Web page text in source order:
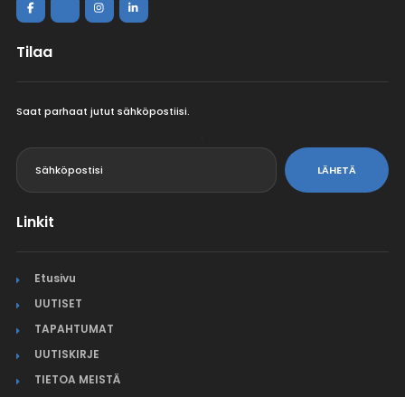
Tilaa
Saat parhaat jutut sähköpostiisi.
LÄHETÄ
Linkit
Etusivu
UUTISET
TAPAHTUMAT
UUTISKIRJE
TIETOA MEISTÄ